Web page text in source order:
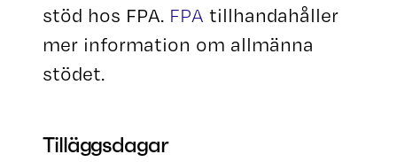
stöd hos FPA. FPA tillhandahåller
mer information om allmänna
stödet.
Tilläggsdagar